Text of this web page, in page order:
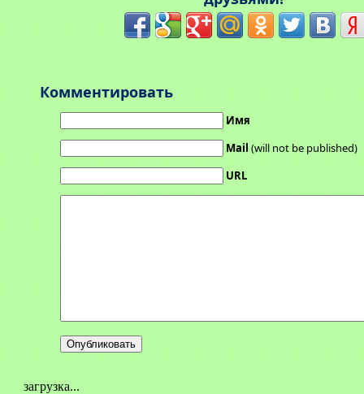
Комментировать
Имя
Mail (will not be published)
URL
загрузка...